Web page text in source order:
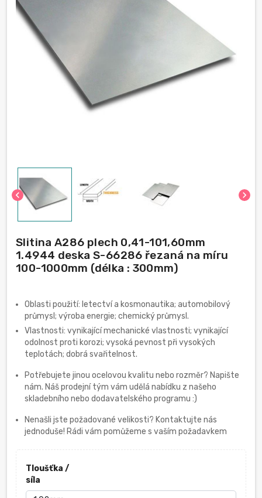
chevron_left chevron_right
Slitina A286 plech 0,41-101,60mm
1.4944 deska S-66286 řezaná na míru
100-1000mm (délka : 300mm)
Oblasti použití: letectví a kosmonautika; automobilový
průmysl; výroba energie; chemický průmysl.
Vlastnosti: vynikající mechanické vlastnosti; vynikající
odolnost proti korozi; vysoká pevnost při vysokých
teplotách; dobrá svařitelnost.
Potřebujete jinou ocelovou kvalitu nebo rozměr? Napište
nám. Náš prodejní tým vám udělá nabídku z našeho
skladebního nebo dodavatelského programu :)
Nenašli jste požadované velikosti? Kontaktujte nás
jednoduše! Rádi vám pomůžeme s vaším požadavkem
Tloušťka /
síla